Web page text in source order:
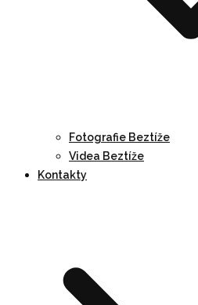
Fotografie Beztíže
Videa Beztíže
Kontakty